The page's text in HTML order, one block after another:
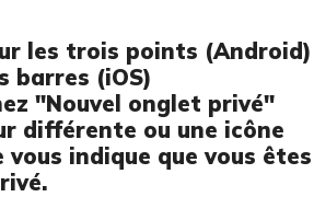
les trois points (Android)
barres (iOS)
"Nouvel onglet privé"
différente ou une icône
vous indique que vous êtes